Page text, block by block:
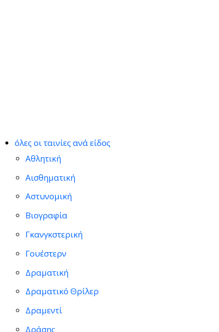
όλες οι ταινίες ανά είδος
Αθλητική
Αισθηματική
Αστυνομική
Βιογραφία
Γκανγκστερική
Γουέστερν
Δραματική
Δραματικό Θρίλερ
Δραμεντί
Δράσης